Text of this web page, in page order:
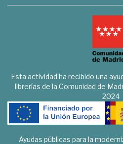
Esta actividad ha recibido una
librerías de la Comunidad de
2024
Ayudas públicas para la